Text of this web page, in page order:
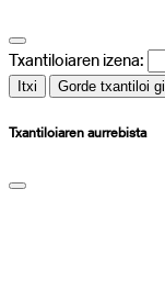
Txantiloiaren izena:
Itxi Gorde txantiloi
Txantiloiaren aurrebista